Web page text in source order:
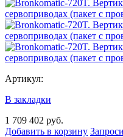
Артикул:
В закладки
1 709 402 руб.
Добавить в корзину